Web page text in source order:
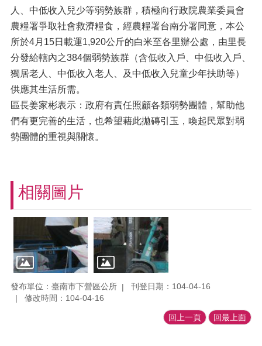
人、中低收入兒少等弱勢族群，積極向行政院農業委員會
農糧署爭取社會救濟糧食，經農糧署台南分署同意，本公
所於4月15日載運1,920公斤的白米至各里辦公處，由里長
分發給轄內之384個弱勢族群（含低收入戶、中低收入戶、
獨居老人、中低收入老人、及中低收入兒童少年扶助等）
供應其生活所需。
區長姜家彬表示：政府有責任照顧各類弱勢團體，幫助他
們有更完善的生活，也希望藉此拋磚引玉，喚起民眾對弱
勢團體的重視與關懷。
相關圖片
發布單位：臺南市下營區公所
刊登日期：104-04-16
修改時間：104-04-16
回上一頁 回最上面